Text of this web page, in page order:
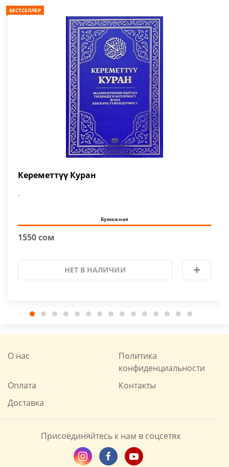
БЕСТСЕЛЛЕР
Кереметтүү Куран
-
Бумажная
1550 сом
НЕТ В НАЛИЧИИ
О нас
Политика
конфиденциальности
Оплата
Контакты
Доставка
Присоединяйтесь к нам в соцсетях